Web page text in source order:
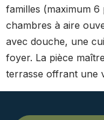
familles (maximum 6
chambres à aire
avec douche, une
foyer. La pièce
terrasse offrant une